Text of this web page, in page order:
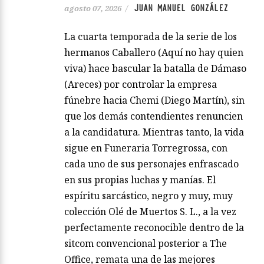
agosto 07, 2026 / JUAN MANUEL GONZÁLEZ
La cuarta temporada de la serie de los
hermanos Caballero (Aquí no hay quien
viva) hace bascular la batalla de Dámaso
(Areces) por controlar la empresa
fúnebre hacia Chemi (Diego Martín), sin
que los demás contendientes renuncien
a la candidatura. Mientras tanto, la vida
sigue en Funeraria Torregrossa, con
cada uno de sus personajes enfrascado
en sus propias luchas y manías. El
espíritu sarcástico, negro y muy, muy
colección Olé de Muertos S. L., a la vez
perfectamente reconocible dentro de la
sitcom convencional posterior a The
Office, remata una de las mejores